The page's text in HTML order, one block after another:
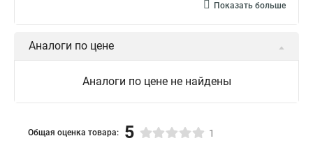
Показать больше
Аналоги по цене
Аналоги по цене не найдены
Общая оценка товара: 5 1